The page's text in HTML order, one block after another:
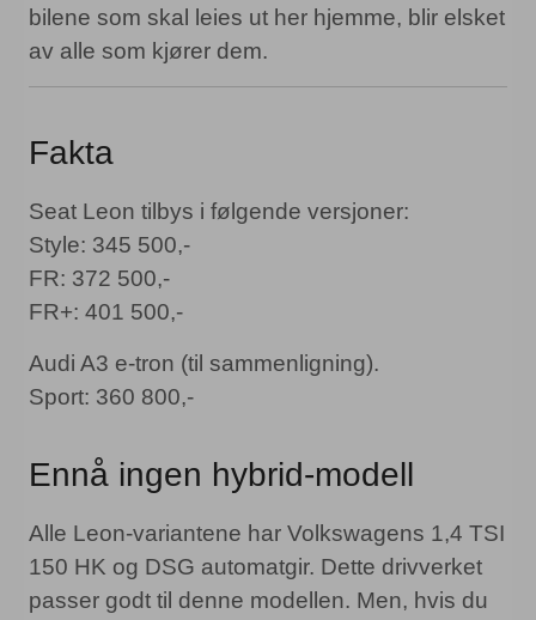
bilene som skal leies ut her hjemme, blir elsket
av alle som kjører dem.
Fakta
Seat Leon tilbys i følgende versjoner:
Style: 345 500,-
FR: 372 500,-
FR+: 401 500,-
Audi A3 e-tron (til sammenligning).
Sport: 360 800,-
Ennå ingen hybrid-modell
Alle Leon-variantene har Volkswagens 1,4 TSI
150 HK og DSG automatgir. Dette drivverket
passer godt til denne modellen. Men, hvis du